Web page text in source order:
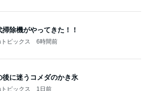
後に迷うコメダのかき氷
ピックス 1日前